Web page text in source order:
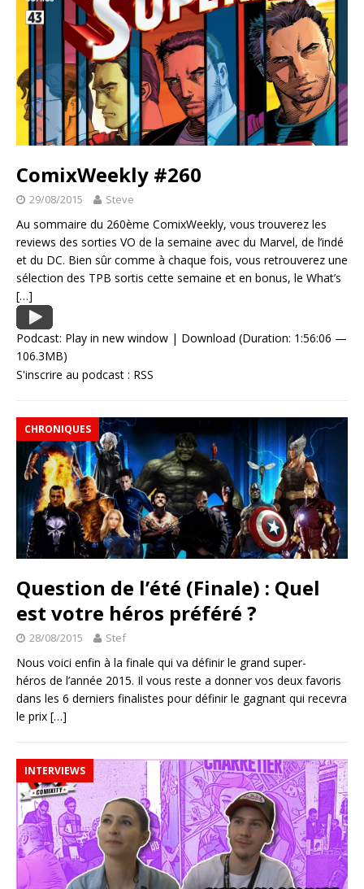
ComixWeekly #260
29/08/2015 Steve
Au sommaire du 260ème ComixWeekly, vous trouverez les
reviews des sorties VO de la semaine avec du Marvel, de l’indé
et du DC. Bien sûr comme à chaque fois, vous retrouverez une
sélection des TPB sortis cette semaine et en bonus, le What’s
[…]
Podcast: Play in new window | Download (Duration: 1:56:06 —
106.3MB)
S'inscrire au podcast : RSS
CHRONIQUES
Question de l’été (Finale) : Quel
est votre héros préféré ?
28/08/2015 Stef
Nous voici enfin à la finale qui va définir le grand super-
héros de l’année 2015. Il vous reste a donner vos deux favoris
dans les 6 derniers finalistes pour définir le gagnant qui recevra
le prix […]
INTERVIEWS